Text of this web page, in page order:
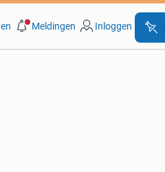
Meldingen Inloggen